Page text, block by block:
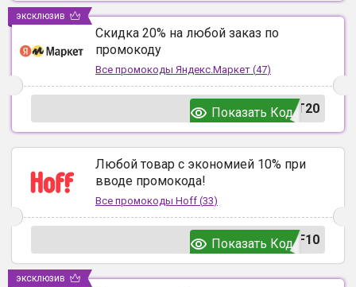
Скидка 20% на любой заказ по
промокоду
Все промокоды Яндекс.Маркет (47)
T20
Показать Код
эксклюзив
Любой товар с экономией 10% при
вводе промокода!
Все промокоды Hoff (33)
F10
Показать Код
эксклюзив